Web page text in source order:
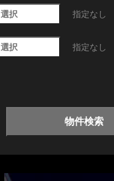
選択 指定なし
選択 指定なし
物件検索